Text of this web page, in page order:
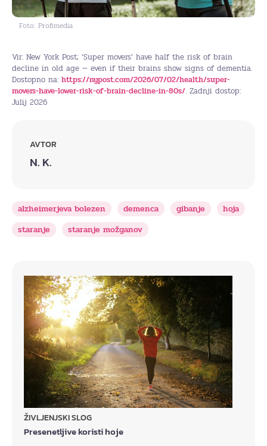
Foto: Profimedia
Vir: New York Post; ‘Super movers’ have half the risk of brain
decline in old age — even if their brains show signs of dementia.
Dostopno na: https://nypost.com/2026/07/02/health/super-
movers-have-lower-risk-of-brain-decline-in-80s/. Zadnji dostop:
Julij 2026
AVTOR
N. K.
alzheimerjeva bolezen demenca gibanje
hoja
staranje
staranje možganov
ŽIVLJENJSKI SLOG
Presenetljive koristi hoje